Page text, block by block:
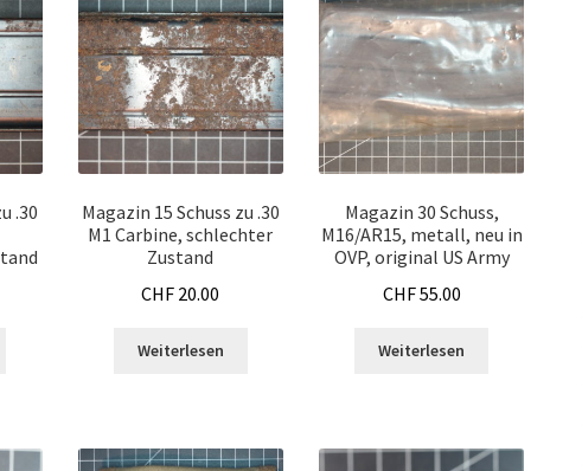
.30
Magazin 15 Schuss zu .30
M1 Carbine, schlechter
Zustand
CHF 20.00
Weiterlesen
Magazin 30 Schuss,
M16/AR15, metall, neu in
OVP, original US Army
CHF55.00
Weiterlesen